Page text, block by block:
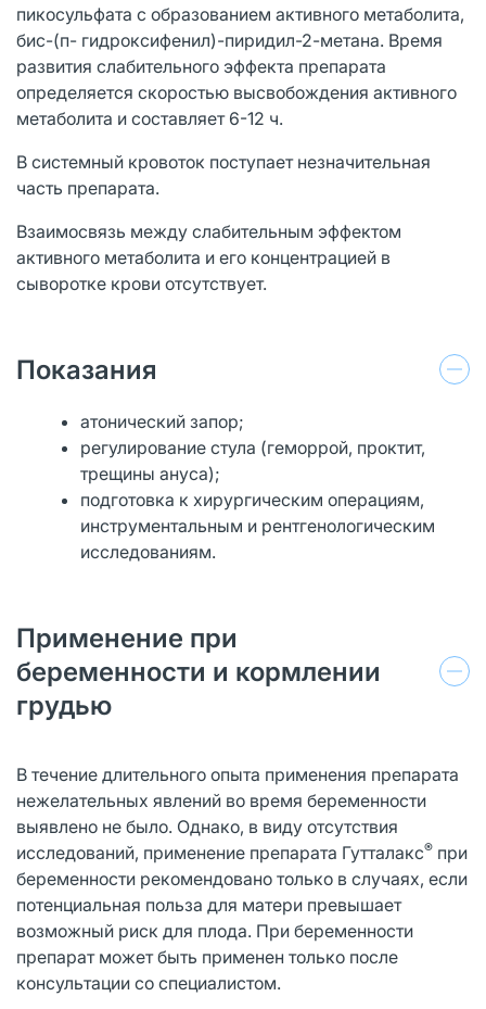
пикосульфата с образованием активного метаболита,
бис-(п- гидроксифенил)-пиридил-2-метана. Время
развития слабительного эффекта препарата
определяется скоростью высвобождения активного
метаболита и составляет 6-12 ч.
В системный кровоток поступает незначительная
часть препарата.
Взаимосвязь между слабительным эффектом
активного метаболита и его концентрацией в
сыворотке крови отсутствует.
Показания
атонический запор;
регулирование стула (геморрой, проктит,
трещины ануса);
подготовка к хирургическим операциям,
инструментальным и рентгенологическим
исследованиям.
Применение при
беременности и кормлении
грудью
В течение длительного опыта применения препарата
нежелательных явлений во время беременности
выявлено не было. Однако, в виду отсутствия
исследований, применение препарата Гутталакс® при
беременности рекомендовано только в случаях, если
потенциальная польза для матери превышает
возможный риск для плода. При беременности
препарат может быть применен только после
консультации со специалистом.